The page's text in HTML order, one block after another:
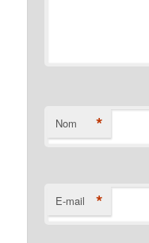
Nom *
E-mail *